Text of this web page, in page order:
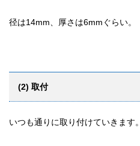
径は14mm、厚さは6mmぐらい。
(2) 取付
いつも通りに取り付けていきます。